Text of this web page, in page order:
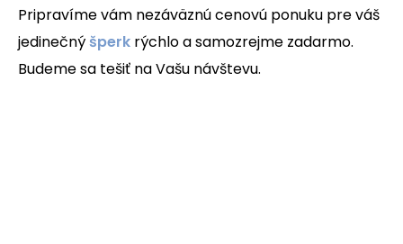
Pripravíme vám nezáväznú cenovú ponuku pre váš
jedinečnýšperk rýchlo a samozrejme zadarmo.
Budeme sa tešiť na Vašu návštevu.